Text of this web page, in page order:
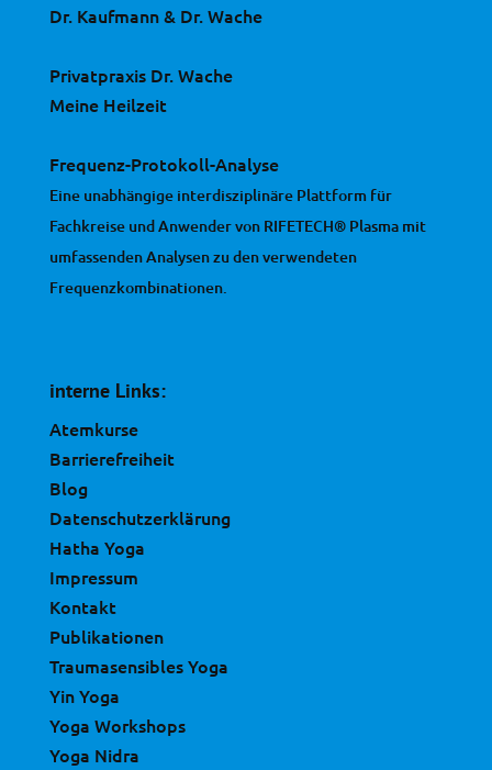
Dr. Kaufmann & Dr. Wache
Privatpraxis Dr. Wache
Meine Heilzeit
Frequenz-Protokoll-Analyse
Eine unabhängige interdisziplinäre Plattform für
Fachkreise und Anwender von RIFETECH® Plasma mit
umfassenden Analysen zu den verwendeten
Frequenzkombinationen.
interne Links:
Atemkurse
Barrierefreiheit
Blog
Datenschutzerklärung
Hatha Yoga
Impressum
Kontakt
Publikationen
Traumasensibles Yoga
Yin Yoga
Yoga Workshops
Yoga Nidra